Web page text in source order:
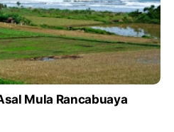
Mula Rancabuaya